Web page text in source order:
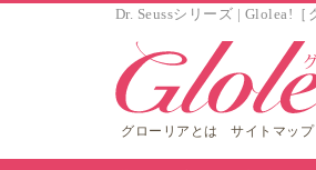
Dr. Seussシリーズ | Glolea!［
グローリアとは サイトマップ